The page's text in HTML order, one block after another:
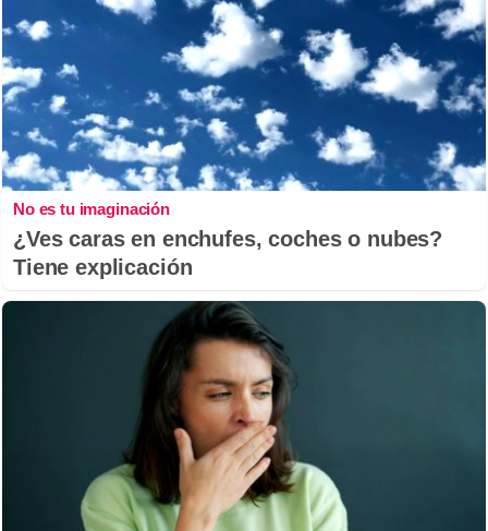
No es tu imaginación
¿Ves caras en enchufes, coches o nubes?
Tiene explicación